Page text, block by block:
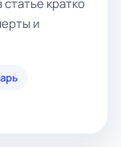
кратко
и